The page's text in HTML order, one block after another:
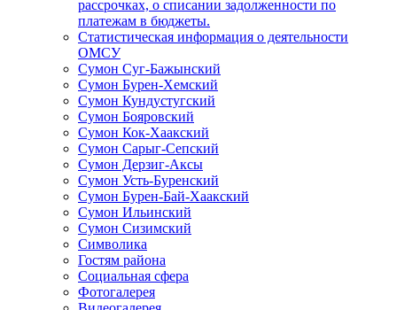
рассрочках, о списании задолженности по
платежам в бюджеты.
Статистическая информация о деятельности
ОМСУ
Сумон Суг-Бажынский
Сумон Бурен-Хемский
Сумон Кундустугский
Сумон Бояровский
Сумон Кок-Хаакский
Сумон Сарыг-Сепский
Сумон Дерзиг-Аксы
Сумон Усть-Буренский
Сумон Бурен-Бай-Хаакский
Сумон Ильинский
Сумон Сизимский
Символика
Гостям района
Социальная сфера
Фотогалерея